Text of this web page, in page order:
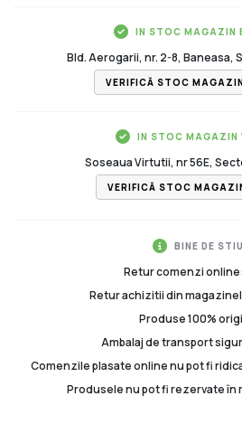
IN STOC MAGAZIN
Bld. Aerogarii, nr. 2-8, Baneasa,
VERIFICĂ STOC
IN STOC MAGAZIN
Soseaua Virtutii, nr 56E,
VERIFICĂ STOC
BINE DE
Retur comenzi
Retur achizitii din
Produse 100%
Ambalaj de transport
Comenzile plasate online nu pot fi
Produsele nu pot fi rezervate în